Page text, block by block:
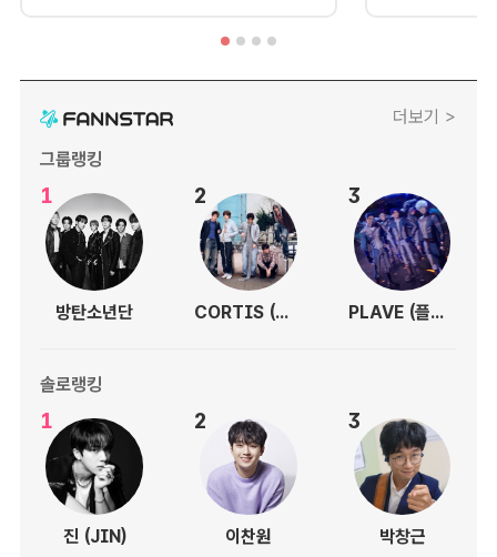
더보기 >
그룹랭킹
1
방탄소년단
2
CORTIS (코르티스)
3
PLAVE (플레이브)
솔로랭킹
1
진 (JIN)
2
이찬원
3
박창근